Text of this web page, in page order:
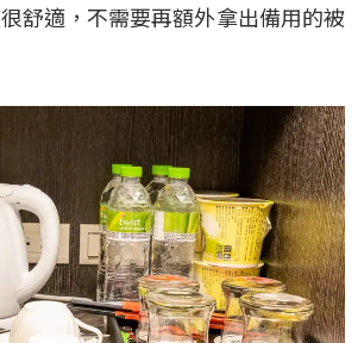
舒適，不需要再額外拿出備用的被